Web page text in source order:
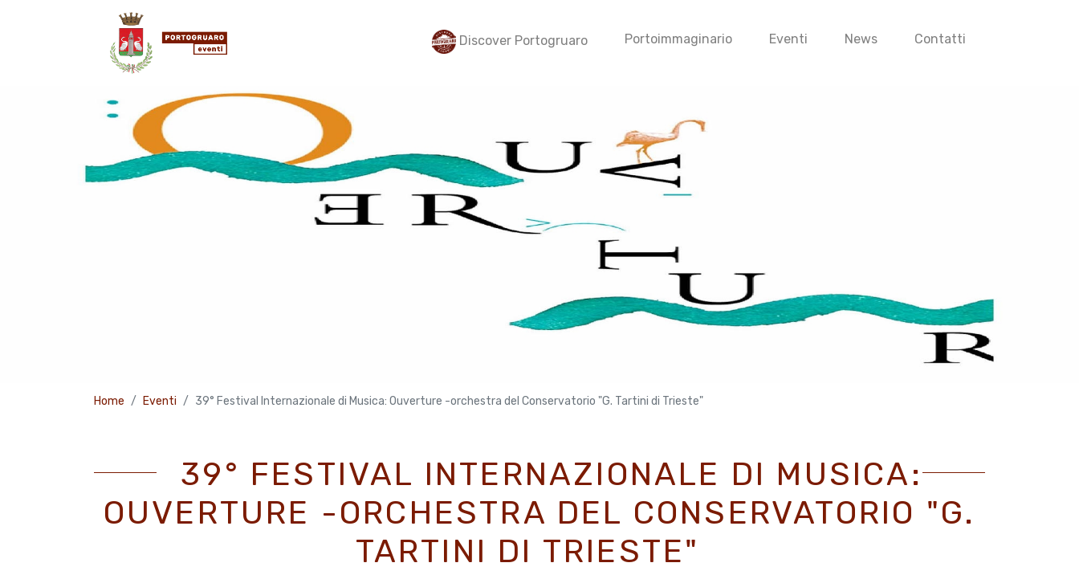
Discover Portogruaro Portoimmaginario Eventi News Contatti
Home Eventi 39° Festival Internazionale di Musica: Ouverture -orchestra del Conservatorio "G. Tartini di Trieste"
39° FESTIVAL INTERNAZIONALE DI MUSICA:
OUVERTURE -ORCHESTRA DEL CONSERVATORIO "G.
TARTINI DI TRIESTE"